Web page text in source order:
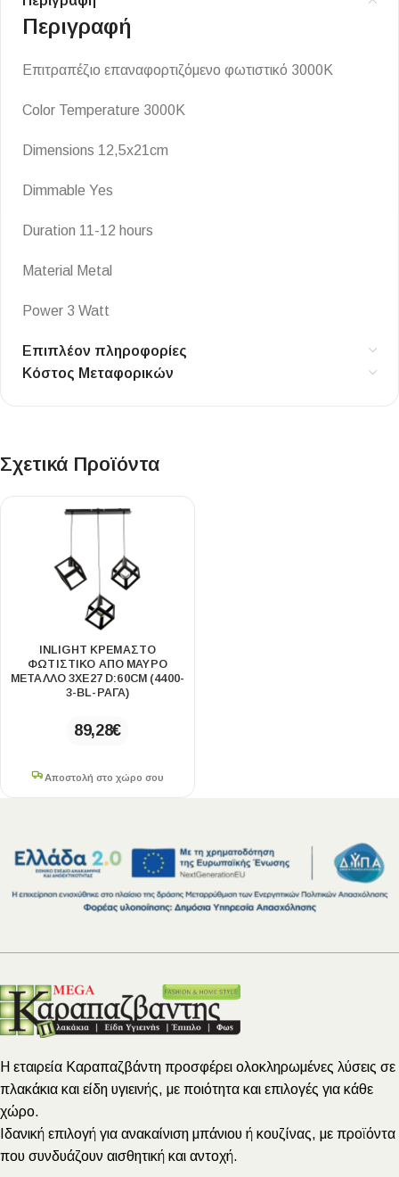
Περιγραφή
Επιτραπέζιο επαναφορτιζόμενο φωτιστικό 3000K
Color Temperature 3000K
Dimensions 12,5x21cm
Dimmable Yes
Duration 11-12 hours
Material Metal
Power 3 Watt
Επιπλέον πληροφορίες
Κόστος Μεταφορικών
Σχετικά Προϊόντα
INLIGHT ΚΡΕΜΑΣΤΌ
ΦΩΤΙΣΤΙΚΌ ΑΠΌ ΜΑΎΡΟ
ΜΈΤΑΛΛΟ 3XE27 D:60CM (4400-
3-BL-ΡΑΓΑ)
89,28€
Αποστολή στο χώρο σου
Η εταιρεία Καραπαζβάντη προσφέρει ολοκληρωμένες λύσεις σε
πλακάκια και είδη υγιεινής, με ποιότητα και επιλογές για κάθε
χώρο.
Ιδανική επιλογή για ανακαίνιση μπάνιου ή κουζίνας, με προϊόντα
που συνδυάζουν αισθητική και αντοχή.